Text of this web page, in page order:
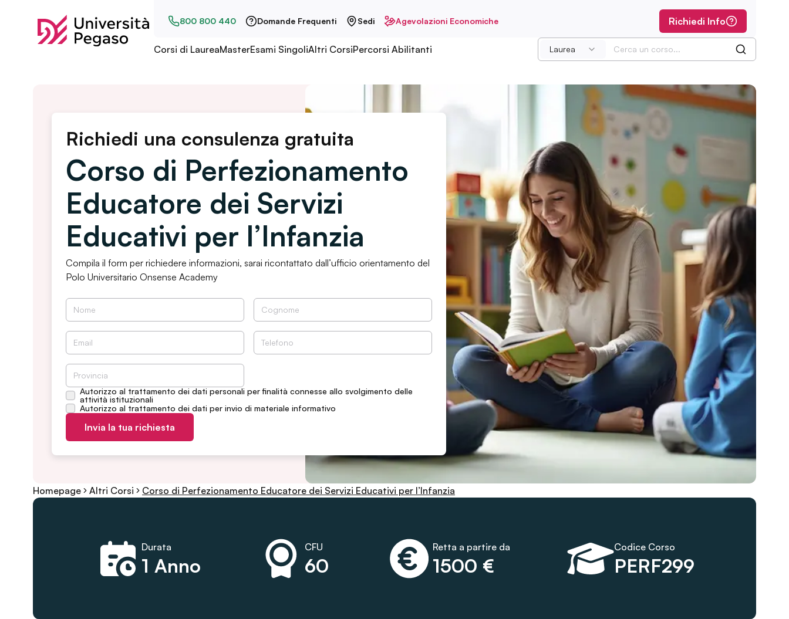
800 800 440 Domande Frequenti Sedi Agevolazioni Economiche Richiedi Info
Corsi di LaureaMasterEsami SingoliAltri CorsiPercorsi Abilitanti Laurea
Richiedi una consulenza gratuita
Corso di Perfezionamento
Educatore dei Servizi
Educativi per l’Infanzia
Compila il form per richiedere informazioni, sarai ricontattato dall’ufficio orientamento del
Polo Universitario Onsense Academy
Autorizzo al trattamento dei dati personali per finalità connesse allo svolgimento delle
attività istituzionali
Autorizzo al trattamento dei dati per invio di materiale informativo
Invia la tua richiesta
Homepage Altri Corsi Corso di Perfezionamento Educatore dei Servizi Educativi per l’Infanzia
1 Anno
Durata
60
CFU
1500 €
Retta a partire da
PERF299
Codice Corso